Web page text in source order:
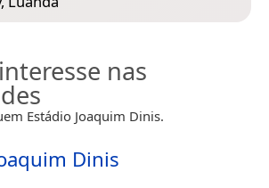
nas
Estádio Joaquim Dinis.
Dinis